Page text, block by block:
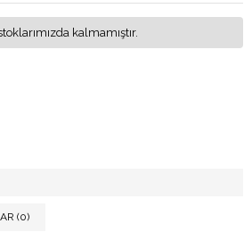
kalmamıştır.
(0)